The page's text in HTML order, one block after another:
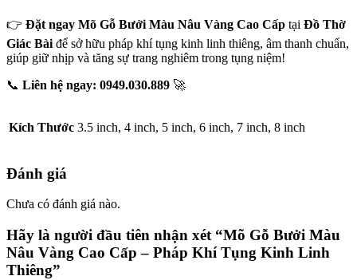
👉 Đặt ngay Mõ Gỗ Bưởi Màu Nâu Vàng Cao Cấp tại Đồ Thờ
Giác Bài để sở hữu pháp khí tụng kinh linh thiêng, âm thanh chuẩn,
giúp giữ nhịp và tăng sự trang nghiêm trong tụng niệm!
📞 Liên hệ ngay: 0949.030.889 🚀
Kích Thước 3.5 inch, 4 inch, 5 inch, 6 inch, 7 inch, 8 inch
Đánh giá
Chưa có đánh giá nào.
Hãy là người đầu tiên nhận xét “Mõ Gỗ Bưởi Màu
Nâu Vàng Cao Cấp – Pháp Khí Tụng Kinh Linh
Thiêng”